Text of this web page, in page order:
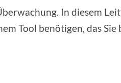
In diesem
Tool benötigen, das